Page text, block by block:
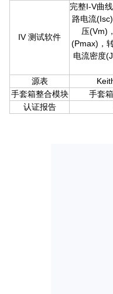
IV 测试软件
完整I-V曲
路电流
压(Vm)
(Pmax)，
电流密度
源表
手套箱整合模块
手套
认证报告